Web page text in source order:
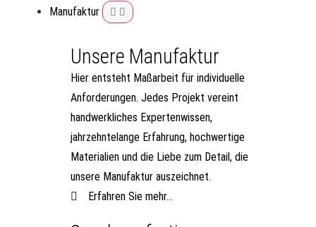
Manufaktur
Unsere Manufaktur
Hier entsteht Maßarbeit für individuelle
Anforderungen. Jedes Projekt vereint
handwerkliches Expertenwissen,
jahrzehntelange Erfahrung, hochwertige
Materialien und die Liebe zum Detail, die
unsere Manufaktur auszeichnet.
Erfahren Sie mehr...